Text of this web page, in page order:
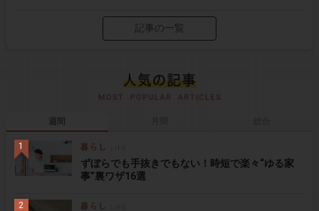
記事の一覧
週間
ずぼらでも手抜きでもない！時短で楽々“ゆる家
事”裏ワザ16選